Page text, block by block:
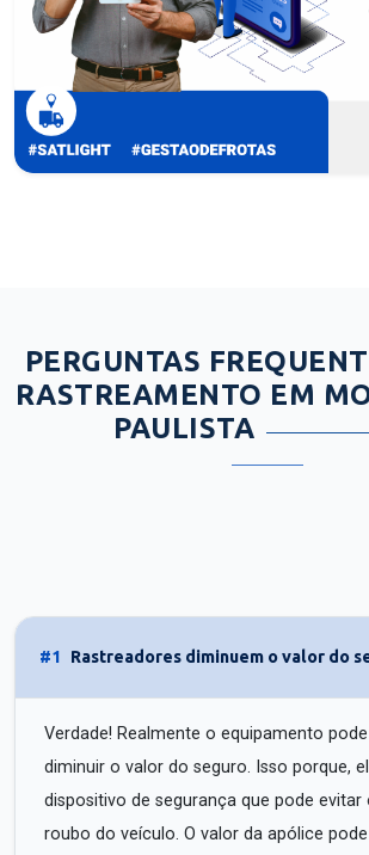
PERGUNTAS
RASTREAMENTO EM
PAULISTA
#1 Rastreadores diminuem o valor do
Verdade! Realmente o equipamento
diminuir o valor do seguro. Isso porque,
dispositivo de segurança que pode
roubo do veículo. O valor da apólice